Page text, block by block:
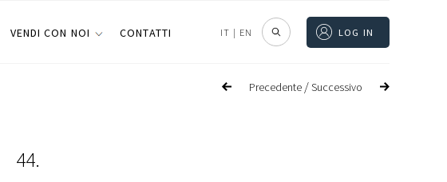
VENDI CON NOI CONTATTI IT | EN LOG IN
Precedente /Successivo
44